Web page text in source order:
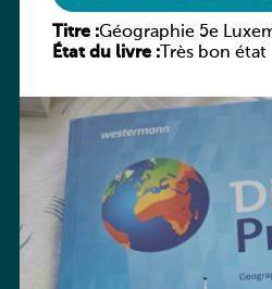
Titre :Géographie 5e
Praxis
État du livre :Très bon état